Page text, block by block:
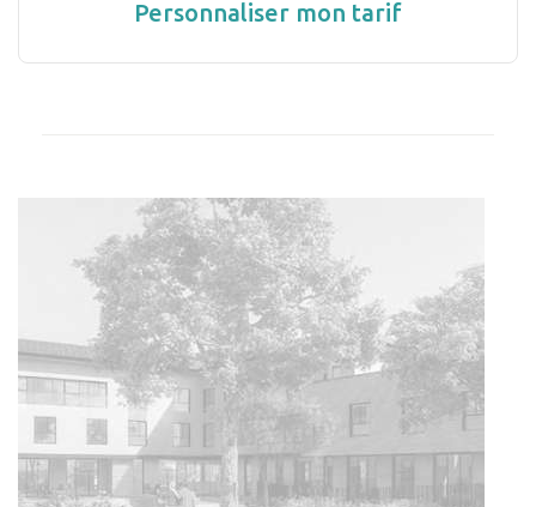
Personnaliser mon tarif